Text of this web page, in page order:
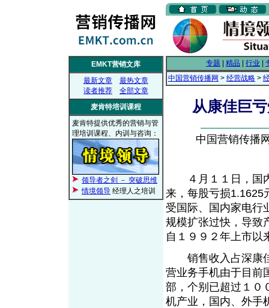
EMKT营销文库
最新文章
最热文章
读者推荐
全部文章
麦肯特培训课程
麦肯特提供优秀的营销与管
理培训课程、内训与咨询：
领导者之剑 － 突破思维
情境领导 经理人之培训
专题 精品 行业
中国营销传播网 > 经营战略 >
从康佳巨
中国营销传播
４月１１日，国内
来，每股亏损1.1625
受国际、国内家电行
规模扩张过快，导致
自１９９２年上市以
销售收入占深康佳
营业务手机由于目前
部，个别已超过１０
机产业，国内、外手